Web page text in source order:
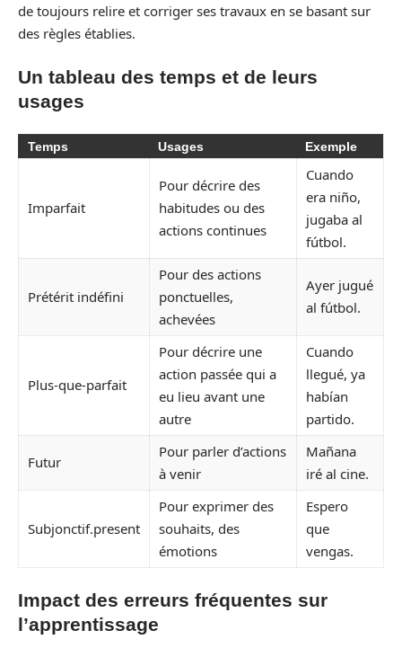
de toujours relire et corriger ses travaux en se basant sur
des règles établies.
Un tableau des temps et de leurs
usages
Temps Usages Exemple
Imparfait
Pour décrire des
habitudes ou des
actions continues
Cuando
era niño,
jugaba al
fútbol.
Prétérit indéfini
Pour des actions
ponctuelles,
achevées
Ayer jugué
al fútbol.
Plus-que-parfait
Pour décrire une
action passée qui a
eu lieu avant une
autre
Cuando
llegué, ya
habían
partido.
Futur
Pour parler d’actions
à venir
Mañana
iré al cine.
Subjonctif.present
Pour exprimer des
souhaits, des
émotions
Espero
que
vengas.
Impact des erreurs fréquentes sur
l’apprentissage